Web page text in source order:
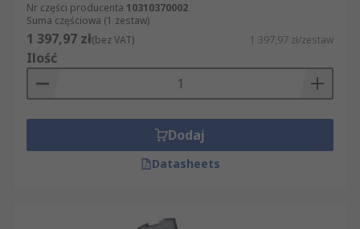
Nr części producenta 10310370002
Suma częściowa (1 zestaw)
1 397,97 zł(bez VAT) 1 397,97 zł/zestaw
Ilość
Dodaj
Datasheets